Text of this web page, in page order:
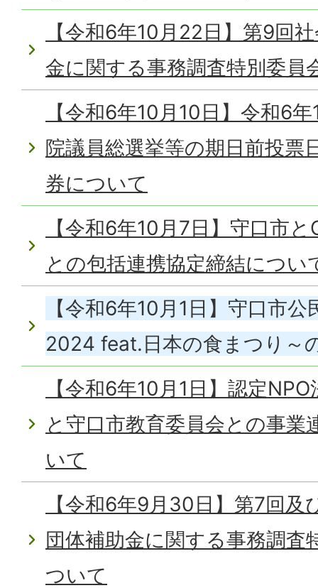
【令和6年10月22日】第9回
金に関する事務調査特別委員
【令和6年10月10日】令和6
院議員総選挙等の期日前投票
券について
【令和6年10月7日】守口市
との包括連携協定締結につい
【令和6年10月1日】守口市
2024 feat.日本の食まつり～
【令和6年10月1日】認定
と守口市教育委員会との事業
いて
【令和6年9月30日】第7回及
団体補助金に関する事務調査
ついて